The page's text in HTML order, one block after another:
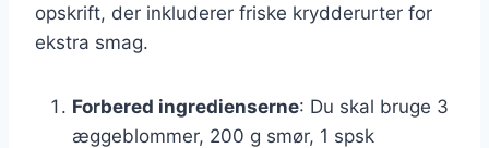
opskrift, der inkluderer friske krydderurter for
ekstra smag.
Forbered ingredienserne: Du skal bruge 3
æggeblommer, 200 g smør, 1 spsk